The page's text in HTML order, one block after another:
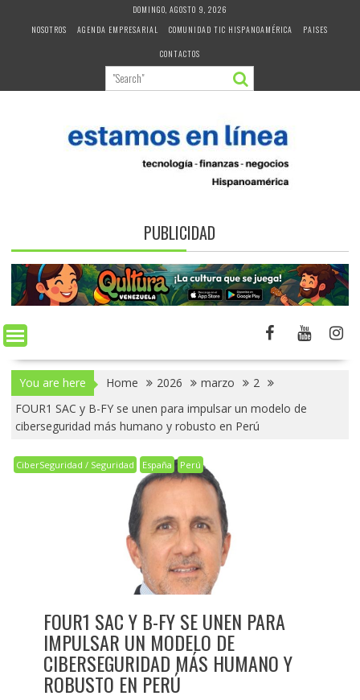
DOMINGO, AGOSTO 9, 2026
NOSOTROS
AGENDA EMPRESARIAL COMUNIDAD TIC HISPANOAMÉRICA
PAISES
CONTACTOS
PUBLICIDAD
You are here Home 2026 marzo
2
FOUR1 SAC y B-FY se unen para impulsar un modelo de
ciberseguridad más humano y robusto en Perú
CiberSeguridad / Seguridad España Perú
FOUR1 SAC Y B-FY SE UNEN PARA
IMPULSAR UN MODELO DE
CIBERSEGURIDAD MÁS HUMANO Y
ROBUSTO EN PERÚ